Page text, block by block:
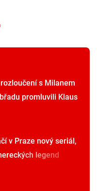
s Milanem
promluvili Klaus
v Praze nový seriál,
legend